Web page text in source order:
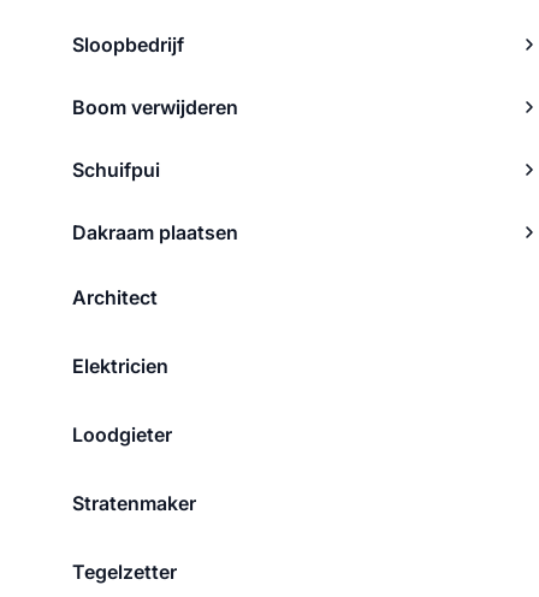
Sloopbedrijf
Boom verwijderen
Schuifpui
Dakraam plaatsen
Architect
Elektricien
Loodgieter
Stratenmaker
Tegelzetter